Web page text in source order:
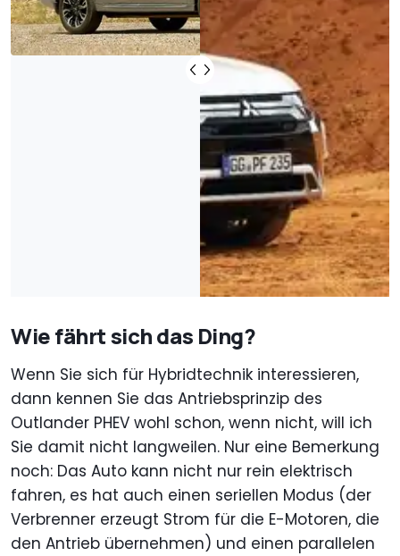
Wie fährt sich das Ding?
Wenn Sie sich für Hybridtechnik interessieren,
dann kennen Sie das Antriebsprinzip des
Outlander PHEV wohl schon, wenn nicht, will ich
Sie damit nicht langweilen. Nur eine Bemerkung
noch: Das Auto kann nicht nur rein elektrisch
fahren, es hat auch einen seriellen Modus (der
Verbrenner erzeugt Strom für die E-Motoren, die
den Antrieb übernehmen) und einen parallelen